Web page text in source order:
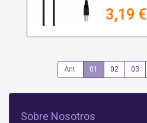
3,19 €
Ant. 01 02 03
Sobre Nosotros